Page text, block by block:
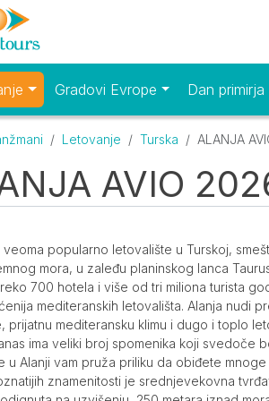
Gradovi Evrope Dan primirja
Letovanje Turska ALANJA
AVIO
veoma popularno letovalište u Turskoj,
mora, u zaleđu planinskog lanca
700 hotela i više od tri miliona turista
mediteranskih letovališta. Alanja nudi
prijatnu mediteransku klimu i dugo i toplo
ima veliki broj spomenika koji svedoče
u Alanji vam pruža priliku da obiđete
znamenitosti je srednjevekovna